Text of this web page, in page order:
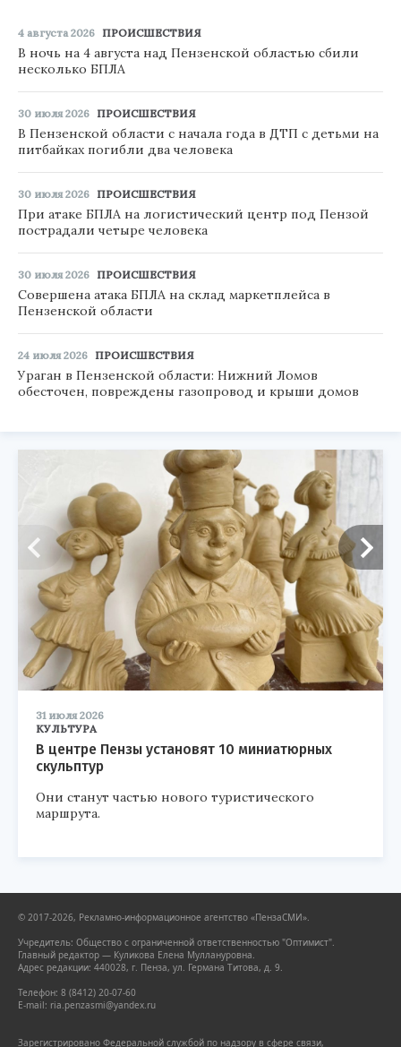
4 августа 2026 ПРОИСШЕСТВИЯ
В ночь на 4 августа над Пензенской областью сбили
несколько БПЛА
30 июля 2026 ПРОИСШЕСТВИЯ
В Пензенской области с начала года в ДТП с детьми на
питбайках погибли два человека
30 июля 2026 ПРОИСШЕСТВИЯ
При атаке БПЛА на логистический центр под Пензой
пострадали четыре человека
30 июля 2026 ПРОИСШЕСТВИЯ
Совершена атака БПЛА на склад маркетплейса в
Пензенской области
24 июля 2026 ПРОИСШЕСТВИЯ
Ураган в Пензенской области: Нижний Ломов
обесточен, повреждены газопровод и крыши домов
31 июля 2026
КУЛЬТУРА
В центре Пензы установят 10 миниатюрных
скульптур
Они станут частью нового туристического
маршрута.
© 2017-2026, Рекламно-информационное агентство «ПензаСМИ».
Учредитель: Общество с ограниченной ответственностью "Оптимист".
Главный редактор — Куликова Елена Муллануровна.
Адрес редакции: 440028, г. Пенза, ул. Германа Титова, д. 9.
Телефон: 8 (8412) 20-07-60
E-mail: ria.penzasmi@yandex.ru
Зарегистрировано Федеральной службой по надзору в сфере связи,